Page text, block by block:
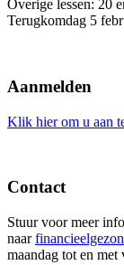
Overige lessen: 20
Terugkomdag 5
Aanmelden
Klik hier om u aan
Contact
Stuur voor meer
naar
maandag tot en